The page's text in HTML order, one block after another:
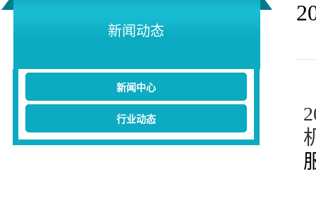
新闻动态
新闻中心
行业动态